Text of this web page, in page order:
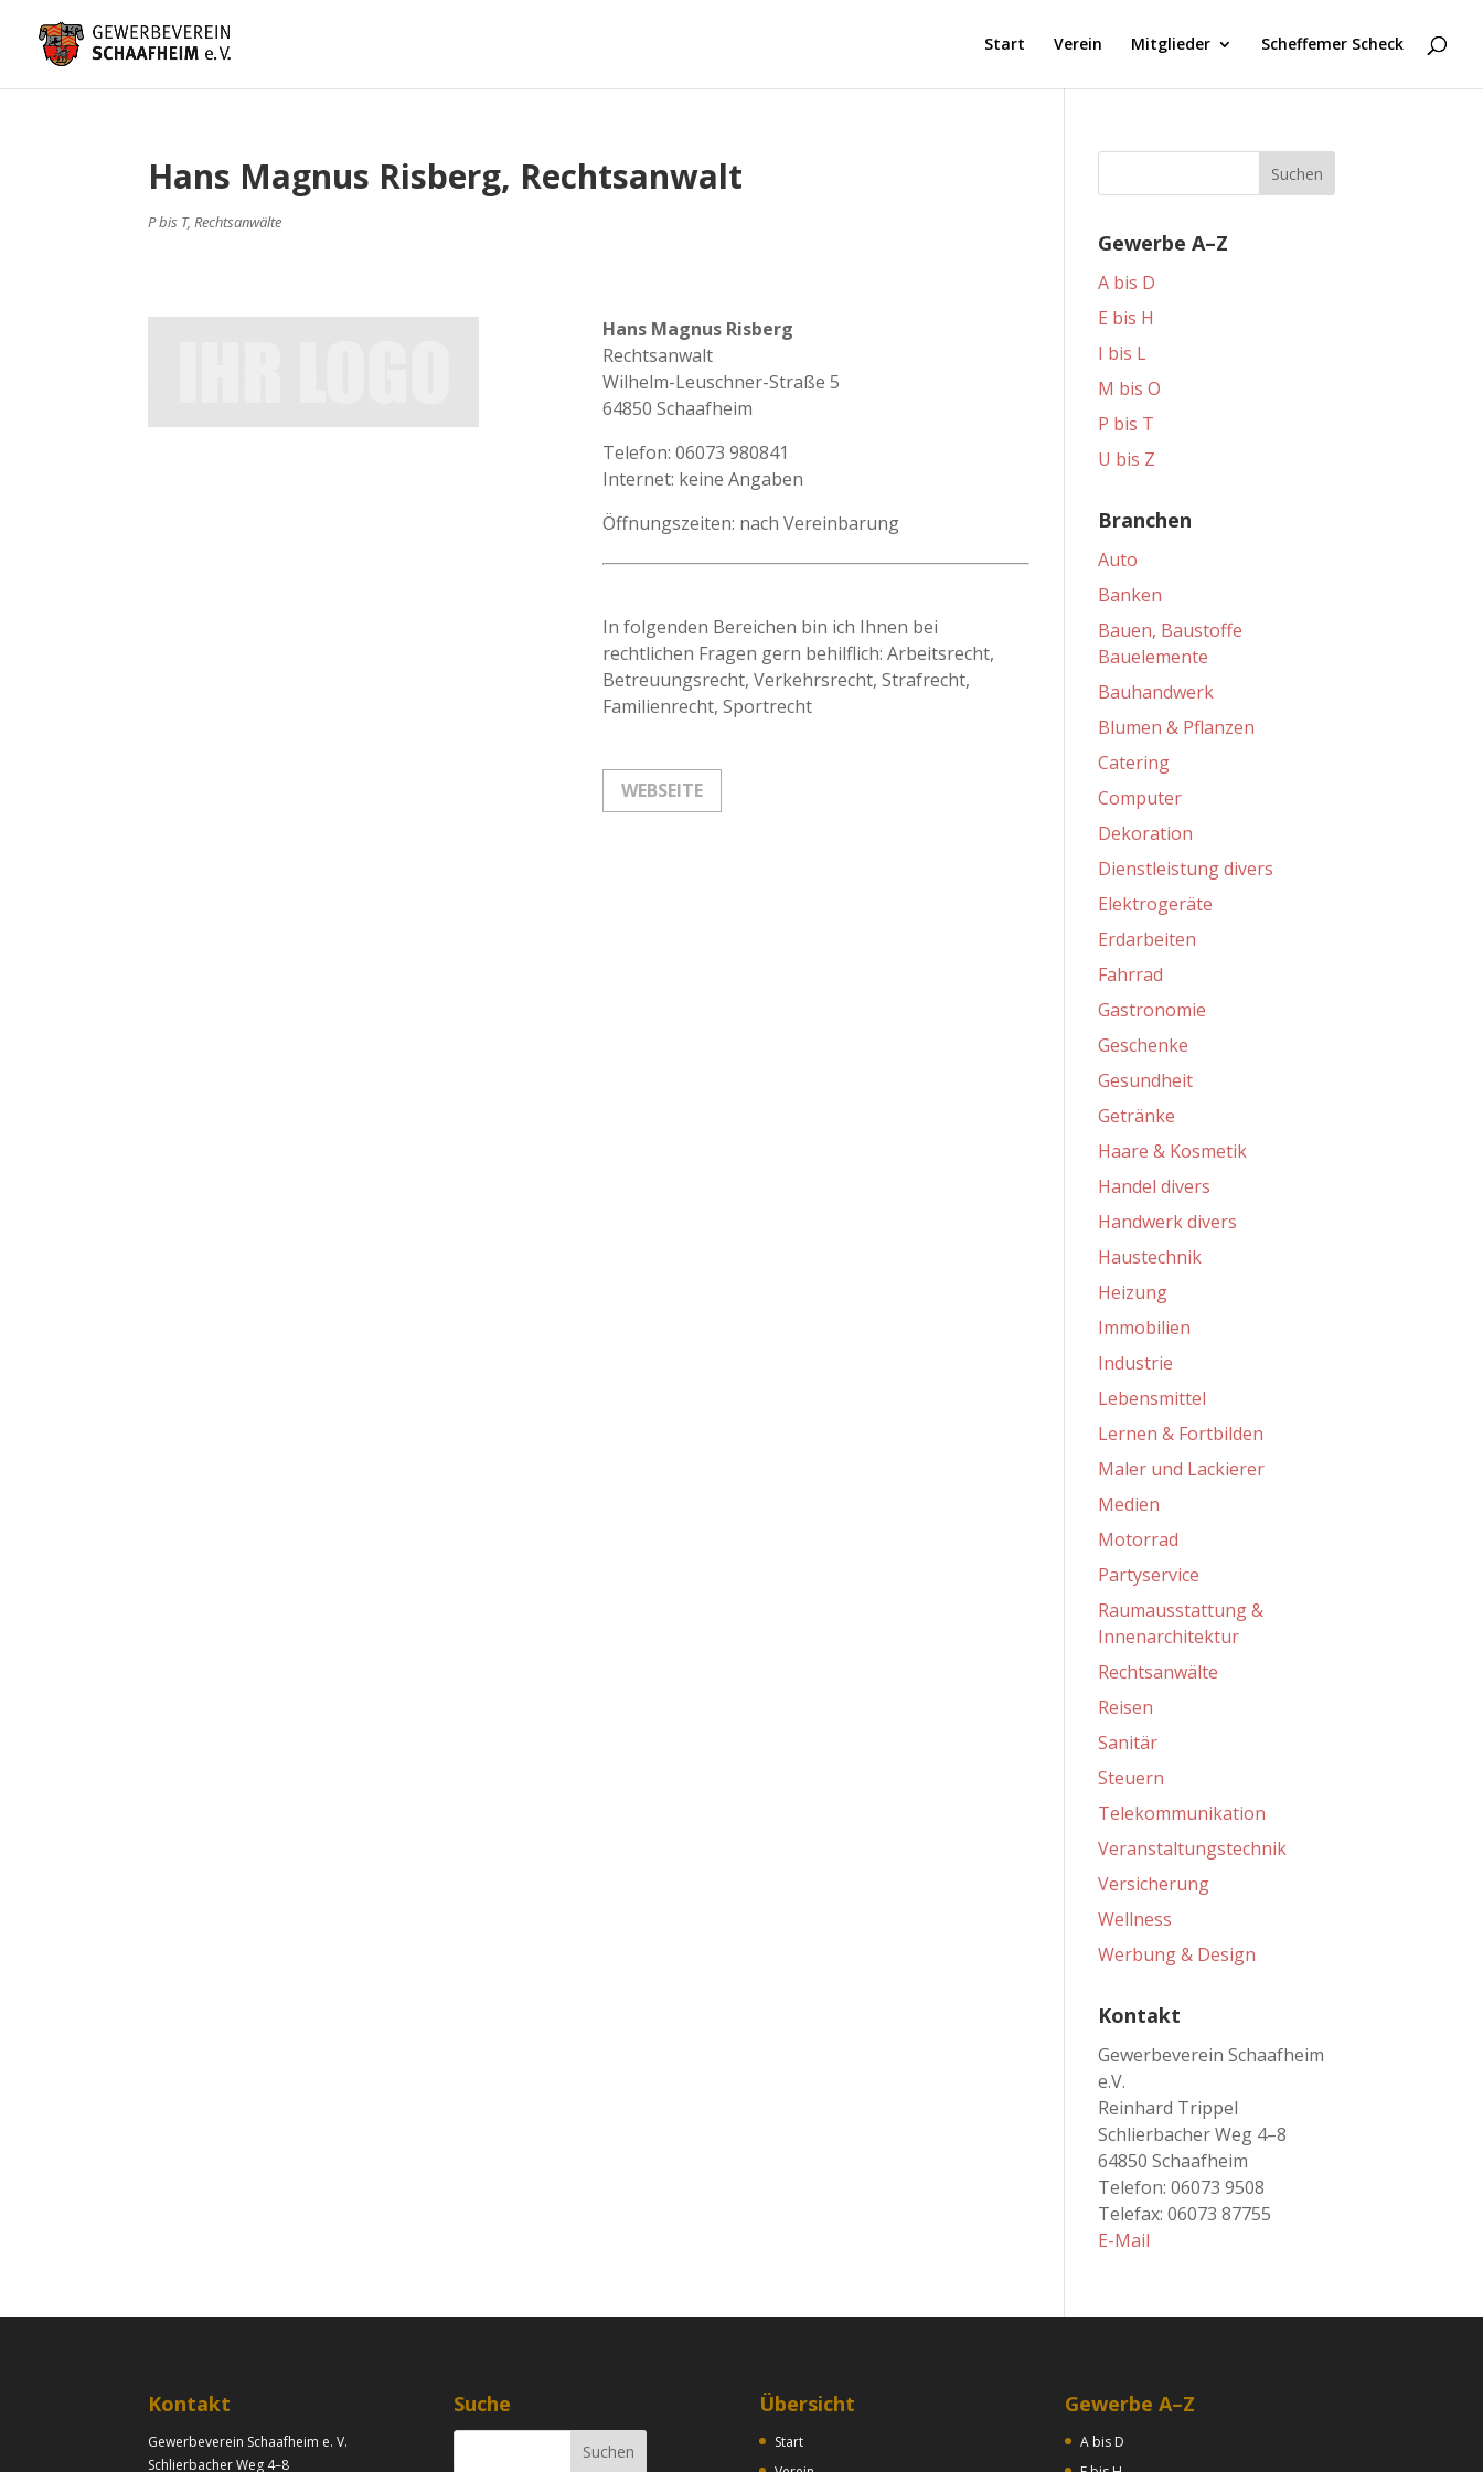
Start Verein Mitglieder Scheffemer Scheck
Hans Magnus Risberg, Rechtsanwalt
P bis T,Rechtsanwälte
Hans Magnus Risberg
Rechtsanwalt
Wilhelm-Leuschner-Straße 5
64850 Schaafheim
Telefon: 06073 980841
Internet: keine Angaben
Öffnungszeiten: nach Vereinbarung
In folgenden Bereichen bin ich Ihnen bei
rechtlichen Fragen gern behilflich: Arbeitsrecht,
Betreuungsrecht, Verkehrsrecht, Strafrecht,
Familienrecht, Sportrecht
WEBSEITE
Gewerbe A–Z
A bis D
E bis H
I bis L
M bis O
P bis T
U bis Z
Branchen
Auto
Banken
Bauen, Baustoffe
Bauelemente
Bauhandwerk
Blumen & Pflanzen
Catering
Computer
Dekoration
Dienstleistung divers
Elektrogeräte
Erdarbeiten
Fahrrad
Gastronomie
Geschenke
Gesundheit
Getränke
Haare & Kosmetik
Handel divers
Handwerk divers
Haustechnik
Heizung
Immobilien
Industrie
Lebensmittel
Lernen & Fortbilden
Maler und Lackierer
Medien
Motorrad
Partyservice
Raumausstattung &
Innenarchitektur
Rechtsanwälte
Reisen
Sanitär
Steuern
Telekommunikation
Veranstaltungstechnik
Versicherung
Wellness
Werbung & Design
Kontakt
Gewerbeverein Schaafheim
e.V.
Reinhard Trippel
Schlierbacher Weg 4–8
64850 Schaafheim
Telefon: 06073 9508
Telefax: 06073 87755
E-Mail
Kontakt
Gewerbeverein Schaafheim e. V.
Schlierbacher Weg 4–8
Suche Übersicht
Start
Gewerbe A–Z
A bis D